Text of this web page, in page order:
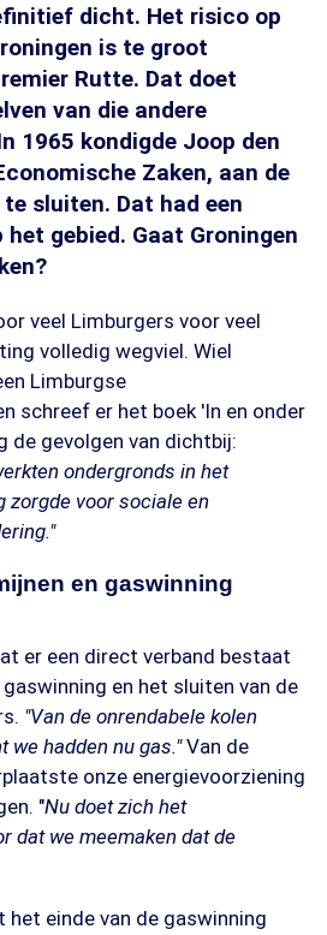
dicht. Het risico op
is te groot
Rutte. Dat doet
van die andere
1965 kondigde Joop den
Zaken, aan de
sluiten. Dat had een
gebied. Gaat Groningen
veel Limburgers voor veel
volledig wegviel. Wiel
Limburgse
schreef er het boek 'In en onder
de gevolgen van dichtbij:
ondergronds in het
zorgde voor sociale en
en gaswinning
er een direct verband bestaat
en het sluiten van de
"Van de onrendabele kolen
we hadden nu gas."Van de
onze energievoorziening
"Nu doet zich het
dat we meemaken dat de
einde van de gaswinning